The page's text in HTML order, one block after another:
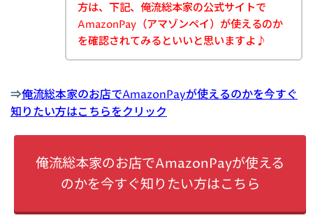
方は、下記、俺流総本家の公式サイトで
AmazonPay（アマゾンペイ）が使えるのか
を確認されてみるといいと思いますよ♪
⇒俺流総本家のお店でAmazonPayが使えるのかを今すぐ
知りたい方はこちらをクリック
俺流総本家のお店でAmazonPayが使える
のかを今すぐ知りたい方はこちら